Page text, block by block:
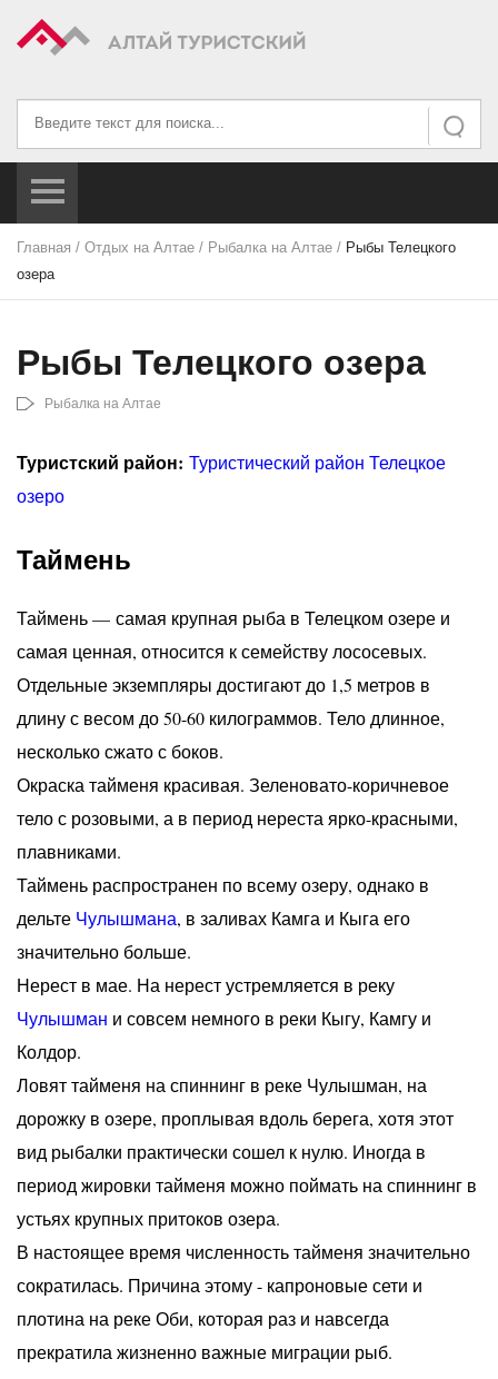
Искать
Искать...
Главная / Отдых на Алтае / Рыбалка на Алтае / Рыбы Телецкого
озера
Рыбы Телецкого озера
Рыбалка на Алтае
Туристский район: Туристический район Телецкое
озеро
Таймень
Таймень — самая крупная рыба в Телецком озере и
самая ценная, относится к семейству лососевых.
Отдельные экземпляры достигают до 1,5 метров в
длину с весом до 50-60 килограммов. Тело длинное,
несколько сжато с боков.
Окраска тайменя красивая. Зеленовато-коричневое
тело с розовыми, а в период нереста ярко-красными,
плавниками.
Таймень распространен по всему озеру, однако в
дельте Чулышмана, в заливах Камга и Кыга его
значительно больше.
Нерест в мае. На нерест устремляется в реку
Чулышман и совсем немного в реки Кыгу, Камгу и
Колдор.
Ловят тайменя на спиннинг в реке Чулышман, на
дорожку в озере, проплывая вдоль берега, хотя этот
вид рыбалки практически сошел к нулю. Иногда в
период жировки тайменя можно поймать на спиннинг в
устьях крупных притоков озера.
В настоящее время численность тайменя значительно
сократилась. Причина этому - капроновые сети и
плотина на реке Оби, которая раз и навсегда
прекратила жизненно важные миграции рыб.